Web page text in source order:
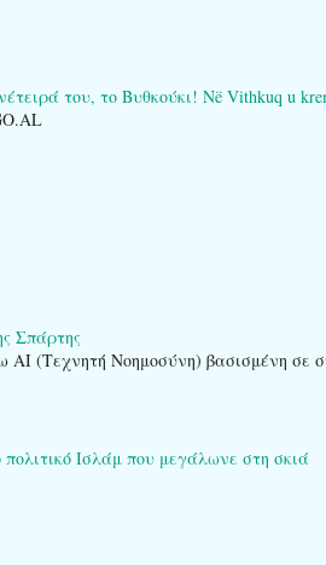
του, το Βυθκούκι! Në Vithkuq u
Σπάρτης
AI (Τεχνητή Νοημοσύνη) βασισμένη σε
Ισλάμ που μεγάλωνε στη σκιά